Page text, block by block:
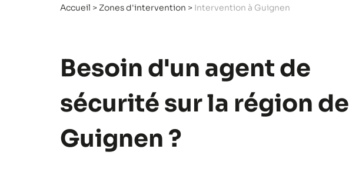
Accueil > Zones d'intervention > Intervention à Guignen
Besoin d'un agent de
sécurité sur la région de
Guignen ?